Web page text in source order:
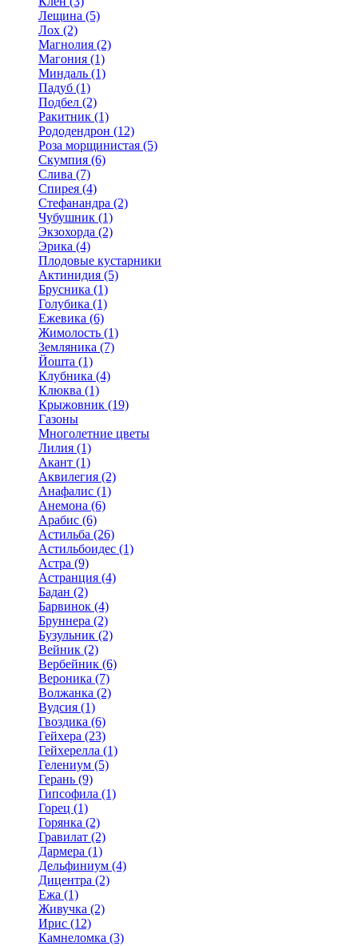
Лещина (5)
Лох (2)
Магнолия (2)
Магония (1)
Миндаль (1)
Падуб (1)
Подбел (2)
Ракитник (1)
Рододендрон (12)
Роза морщинистая (5)
Скумпия (6)
Слива (7)
Спирея (4)
Стефанандра (2)
Чубушник (1)
Экзохорда (2)
Эрика (4)
Плодовые кустарники
Актинидия (5)
Брусника (1)
Голубика (1)
Ежевика (6)
Жимолость (1)
Земляника (7)
Йошта (1)
Клубника (4)
Клюква (1)
Крыжовник (19)
Газоны
Многолетние цветы
Лилия (1)
Акант (1)
Аквилегия (2)
Анафалис (1)
Анемона (6)
Арабис (6)
Астильба (26)
Астильбоидес (1)
Астра (9)
Астранция (4)
Бадан (2)
Барвинок (4)
Бруннера (2)
Бузульник (2)
Вейник (2)
Вербейник (6)
Вероника (7)
Волжанка (2)
Вудсия (1)
Гвоздика (6)
Гейхера (23)
Гейхерелла (1)
Гелениум (5)
Герань (9)
Гипсофила (1)
Горец (1)
Горянка (2)
Гравилат (2)
Дармера (1)
Дельфиниум (4)
Дицентра (2)
Ежа (1)
Живучка (2)
Ирис (12)
Камнеломка (3)